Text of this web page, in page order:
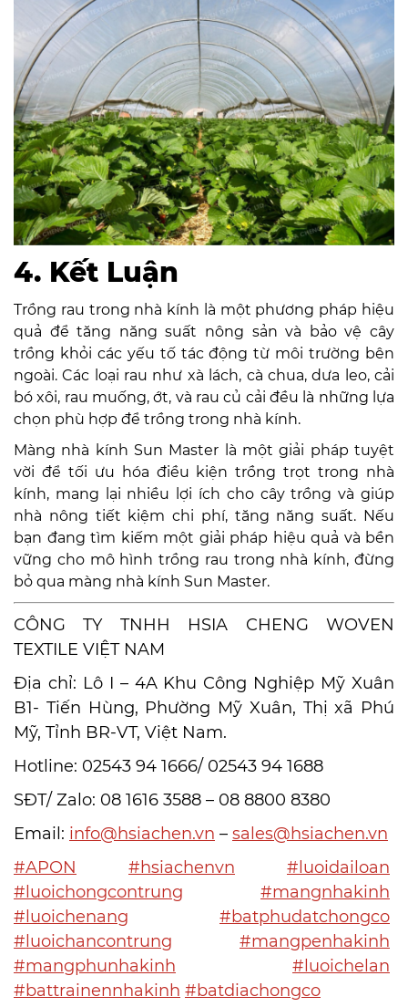
4. Kết Luận
Trồng rau trong nhà kính là một phương pháp hiệu
quả để tăng năng suất nông sản và bảo vệ cây
trồng khỏi các yếu tố tác động từ môi trường bên
ngoài. Các loại rau như xà lách, cà chua, dưa leo, cải
bó xôi, rau muống, ớt, và rau củ cải đều là những lựa
chọn phù hợp để trồng trong nhà kính.
Màng nhà kính Sun Master là một giải pháp tuyệt
vời để tối ưu hóa điều kiện trồng trọt trong nhà
kính, mang lại nhiều lợi ích cho cây trồng và giúp
nhà nông tiết kiệm chi phí, tăng năng suất. Nếu
bạn đang tìm kiếm một giải pháp hiệu quả và bền
vững cho mô hình trồng rau trong nhà kính, đừng
bỏ qua màng nhà kính Sun Master.
CÔNG TY TNHH HSIA CHENG WOVEN
TEXTILE VIỆT NAM
Địa chỉ: Lô I – 4A Khu Công Nghiệp Mỹ Xuân
B1- Tiến Hùng, Phường Mỹ Xuân, Thị xã Phú
Mỹ, Tỉnh BR-VT, Việt Nam.
Hotline: 02543 94 1666/ 02543 94 1688
SĐT/ Zalo: 08 1616 3588 – 08 8800 8380
Email: info@hsiachen.vn – sales@hsiachen.vn
#APON
#hsiachenvn
#luoidailoan
#luoichongcontrung
#mangnhakinh
#luoichenang
#batphudatchongco
#luoichancontrung
#mangpenhakinh
#mangphunhakinh
#luoichelan
#battrainennhakinh #batdiachongco